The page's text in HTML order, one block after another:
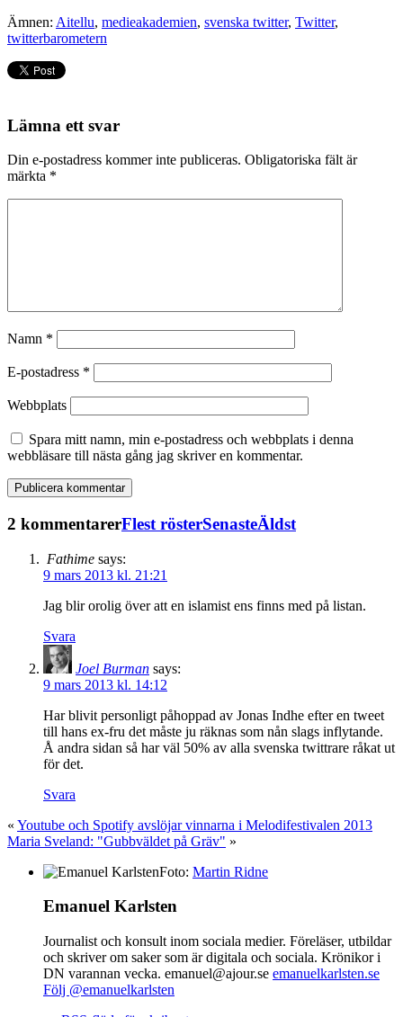
Ämnen: Aitellu, medieakademien, svenska twitter, Twitter,
twitterbarometern
Lämna ett svar
Din e-postadress kommer inte publiceras. Obligatoriska fält är
märkta *
Namn *
E-postadress *
Webbplats
Spara mitt namn, min e-postadress och webbplats i denna
webbläsare till nästa gång jag skriver en kommentar.
2 kommentarerFlest rösterSenasteÄldst
Fathime says:
9 mars 2013 kl. 21:21
Jag blir orolig över att en islamist ens finns med på listan.
Svara
Joel Burman says:
9 mars 2013 kl. 14:12
Har blivit personligt påhoppad av Jonas Indhe efter en tweet
till hans ex-fru det måste ju räknas som nån slags inflytande.
Å andra sidan så har väl 50% av alla svenska twittrare råkat ut
för det.
Svara
« Youtube och Spotify avslöjar vinnarna i Melodifestivalen 2013
Maria Sveland: "Gubbväldet på Gräv" »
Foto: Martin Ridne
Emanuel Karlsten
Journalist och konsult inom sociala medier. Föreläser, utbildar
och skriver om saker som är digitala och sociala. Krönikor i
DN varannan vecka. emanuel@ajour.se emanuelkarlsten.se
Följ @emanuelkarlsten